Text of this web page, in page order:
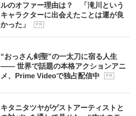
ルのオファー理由は？ 「滝川という
キャラクターに出会えたことは運が良
かった」
P R
“おっさん剣聖”の一太刀に宿る人生
―― 世界で話題の本格アクションアニ
メ、Prime Videoで独占配信中
P R
キタニタツヤがゲストアーティストと